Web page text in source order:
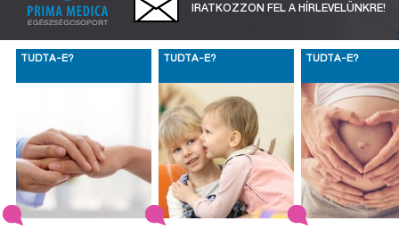
IRATKOZZON FEL A HÍRLEVELÜNKRE!
TUDTA-E? TUDTA-E? TUDTA-E?